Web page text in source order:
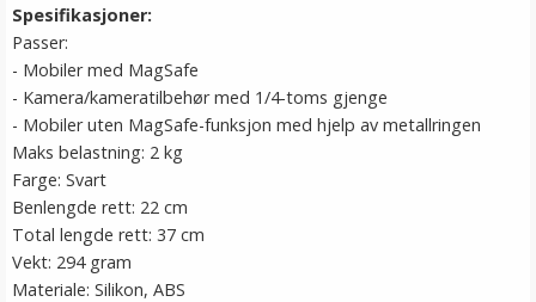
Spesifikasjoner:
Passer:
- Mobiler med MagSafe
- Kamera/kameratilbehør med 1/4-toms gjenge
- Mobiler uten MagSafe-funksjon med hjelp av metallringen
Maks belastning: 2 kg
Farge: Svart
Benlengde rett: 22 cm
Total lengde rett: 37 cm
Vekt: 294 gram
Materiale: Silikon, ABS